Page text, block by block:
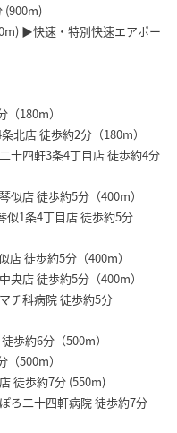
(900m)
▶︎快速・特別快速エアポー
180m）
北店 徒歩約2分（180m）
十四軒3条4丁目店 徒歩約4分
似店 徒歩約5分（400m）
似1条4丁目店 徒歩約5分
店 徒歩約5分（400m）
央店 徒歩約5分（400m）
チ科病院 徒歩約5分
歩約6分（500m）
500m）
徒歩約7分 (550m)
ろ二十四軒病院 徒歩約7分